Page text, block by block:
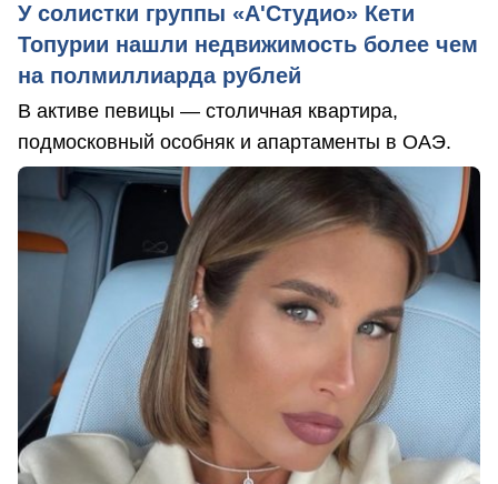
У солистки группы «А'Студио» Кети
Топурии нашли недвижимость более чем
на полмиллиарда рублей
В активе певицы — столичная квартира,
подмосковный особняк и апартаменты в ОАЭ.